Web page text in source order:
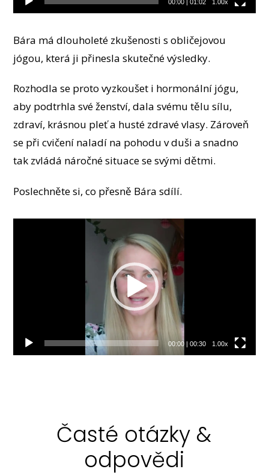
00:00| 01:02 1.00x
Bára má dlouholeté zkušenosti s obličejovou
jógou, která ji přinesla skutečné výsledky.
Rozhodla se proto vyzkoušet i hormonální jógu,
aby podtrhla své ženství, dala svému tělu sílu,
zdraví, krásnou pleť a husté zdravé vlasy. Zároveň
se při cvičení naladí na pohodu v duši a snadno
tak zvládá náročné situace se svými dětmi.
Poslechněte si, co přesně Bára sdílí.
00:00| 00:30 1.00x
Časté otázky &
odpovědi